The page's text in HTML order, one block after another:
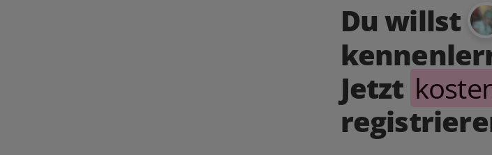
Du willst
Jetzt